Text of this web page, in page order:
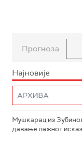
Прогноза
Најновије
Мушкарац из
давање лажног